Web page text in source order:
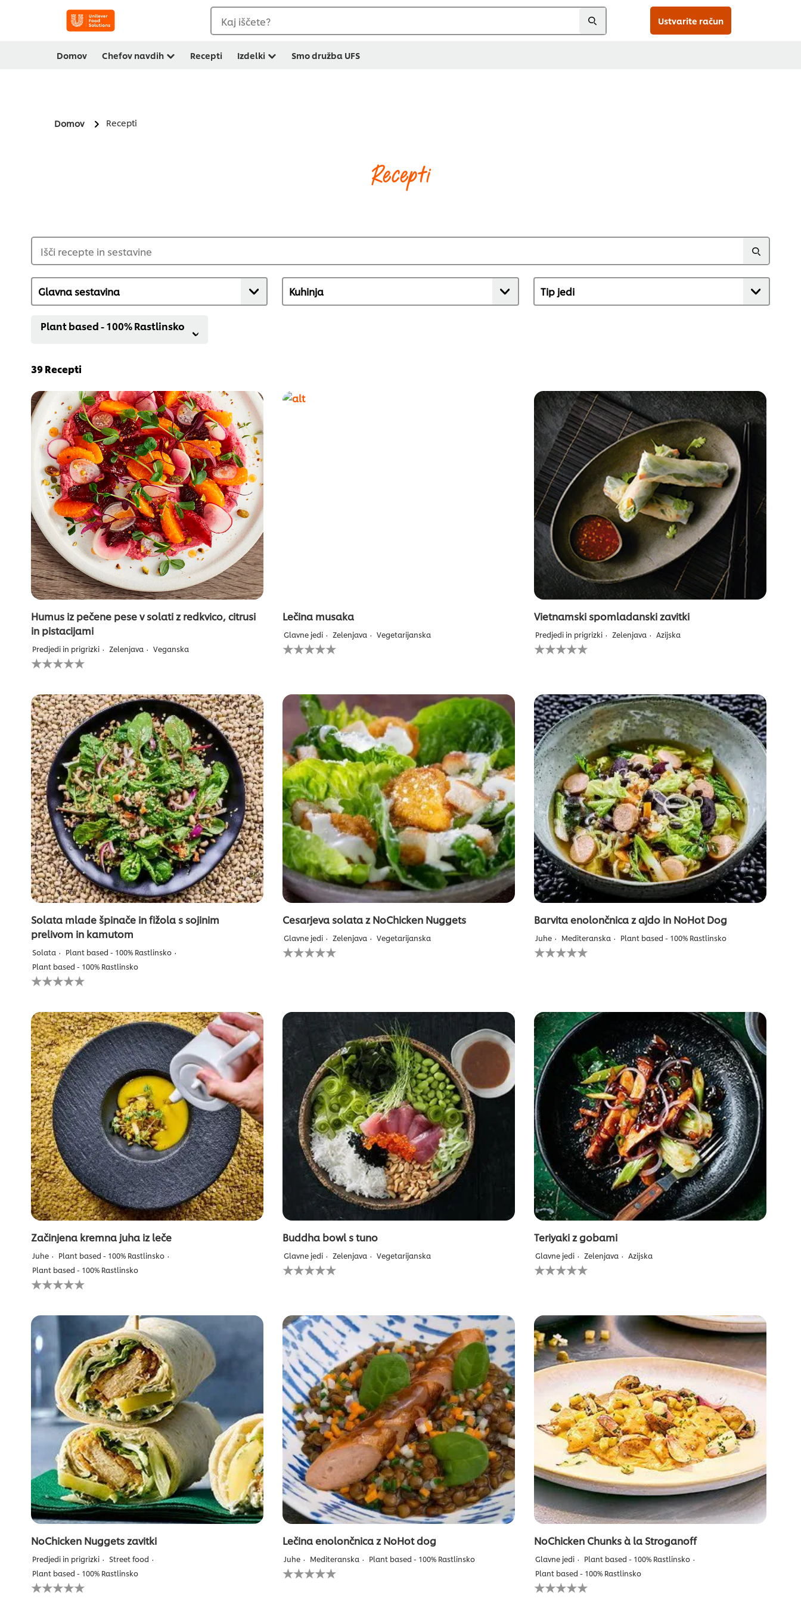
Kaj iščete? Ustvarite račun
Domov Chefov navdih Recepti Izdelki Smo družba UFS
Domov Recepti
Recepti
Plant based - 100% Rastlinsko
39Recepti
Humus iz pečene pese v solati z redkvico, citrusi
in pistacijami
Predjedi in prigrizki Zelenjava Veganska
Za
to
bila
predložena
nobena
ocena
Lečina musaka
Glavne jedi Zelenjava Vegetarijanska
Za
to
predložena
nobena
ocena
Vietnamski spomladanski zavitki
Predjedi in prigrizki Zelenjava Azijska
Za
to
predložena
nobena
ocena
Solata mlade špinače in fižola s sojinim
prelivom in kamutom
Solata
Plant based - 100% Rastlinsko
Plant based - 100% Rastlinsko
Za
to
bila
predložena
nobena
ocena
Cesarjeva solata z NoChicken Nuggets
Glavne jedi Zelenjava Vegetarijanska
Za
to
nobena
ocena
Barvita enolončnica z ajdo in NoHot Dog
Juhe Mediteranska Plant based - 100% Rastlinsko
Za
to
nobena
ocena
Začinjena kremna juha iz leče
Juhe
Plant based - 100% Rastlinsko
Plant based - 100% Rastlinsko
Za
to
bila
predložena
nobena
ocena
Buddha bowl s tuno
Glavne jedi Zelenjava Vegetarijanska
Za
to
predložena
nobena
ocena
Teriyaki z gobami
Glavne jedi Zelenjava Azijska
Za
to
predložena
nobena
ocena
NoChicken Nuggets zavitki
Predjedi in prigrizki
Street food
Plant based - 100% Rastlinsko
Za
to
Lečina enolončnica z NoHot dog
Juhe Mediteranska Plant based - 100% Rastlinsko
Za
to
NoChicken Chunks à la Stroganoff
Glavne jedi
Plant based - 100% Rastlinsko
Plant based - 100% Rastlinsko
Za
to